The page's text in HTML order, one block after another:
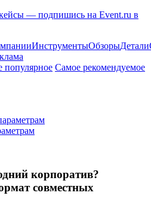
— подпишись на Event.ru в
ИнструментыОбзорыДетали
популярное Самое рекомендуемое
корпоратив?
совместных